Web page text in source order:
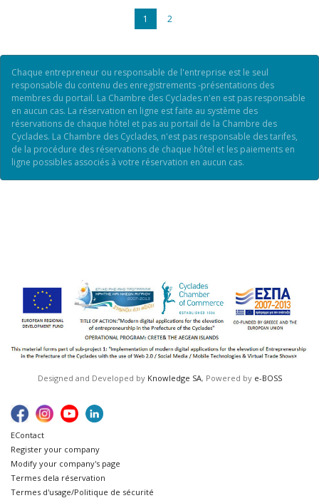
1 2
Chaque entrepreneur ou responsable de l'entreprise est le seul
responsable du contenu des enregistrements -présentations des
membres du portail. La Chambre des Cyclades n'en est pas responsable
en aucun cas. La réservation en ligne est faite au système des
réservations de chaque hôtel et pas au portail de la Chambre des
Cyclades. La Chambre des Cyclades, n'est pas responsable des tarifes,
de la procédure des réservations de chaque hôtel et les paiements en
ligne possibles associés à votre réservation en aucun cas.
Designed and Developed by Knowledge SA, Powered by e-BOSS
ΕContact
Register your company
Modify your company's page
Termes dela réservation
Termes d'usage/Politique de sécurité